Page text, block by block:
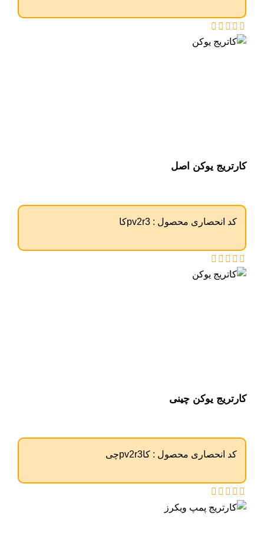
کارتریج یوکن اصل
کد انحصاری محصول : pv2r3کا
کارتریج یوکن چینی
کد انحصاری محصول : کاpv2r3چی